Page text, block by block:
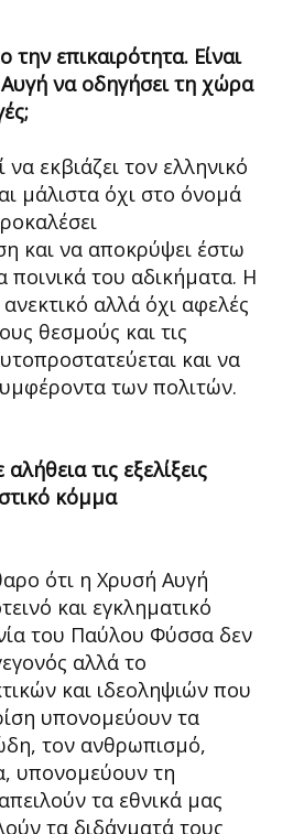
επικαιρότητα. Είναι
να οδηγήσει τη χώρα
να εκβιάζει τον ελληνικό
μάλιστα όχι στο όνομά
και να αποκρύψει έστω
ποινικά του αδικήματα. Η
αλλά όχι αφελές
θεσμούς και τις
και να
των πολιτών.
τις εξελίξεις
κόμμα
ότι η Χρυσή Αυγή
και εγκληματικό
του Παύλου Φύσσα δεν
αλλά το
και ιδεοληψιών που
υπονομεύουν τα
τον ανθρωπισμό,
υπονομεύουν τη
τα εθνικά μας
τα διδάγματά τους